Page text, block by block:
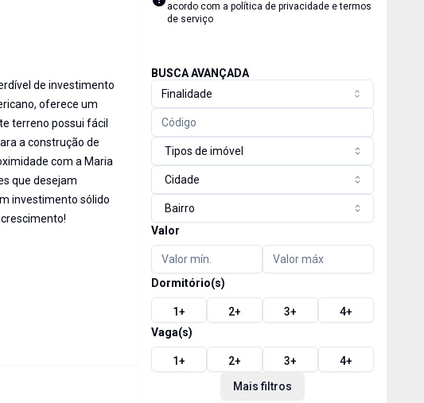
de investimento
oferece um
terreno possui fácil
a construção de
com a Maria
que desejam
investimento sólido
acordo com a política de privacidade e termos
de serviço
BUSCA AVANÇADA
Finalidade
Tipos de imóvel
Cidade
Bairro
Valor
Dormitório(s)
1+ 2+ 3+ 4+
Vaga(s)
1+ 2+ 3+ 4+
Mais filtros